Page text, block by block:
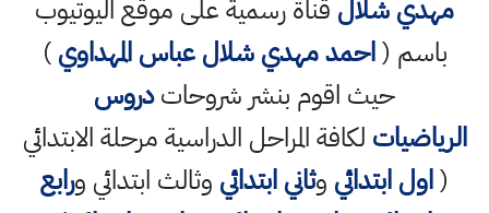
مهدي شلال قناة رسمية على موقع اليوتيوب
باسم (احمد مهدي شلال عباس المهداوي)
حيث اقوم بنشر شروحاتدروس
الرياضيات لكافة المراحل الدراسية مرحلة الابتدائي
(اول ابتدائي وثاني ابتدائي وثالث ابتدائي ورابع